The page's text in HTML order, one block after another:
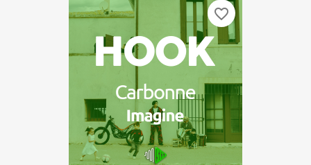
favorite_border